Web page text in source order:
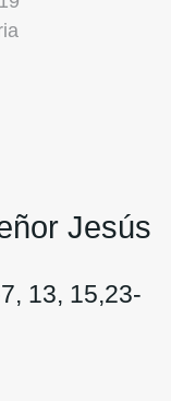
Jesús
13, 15,23-